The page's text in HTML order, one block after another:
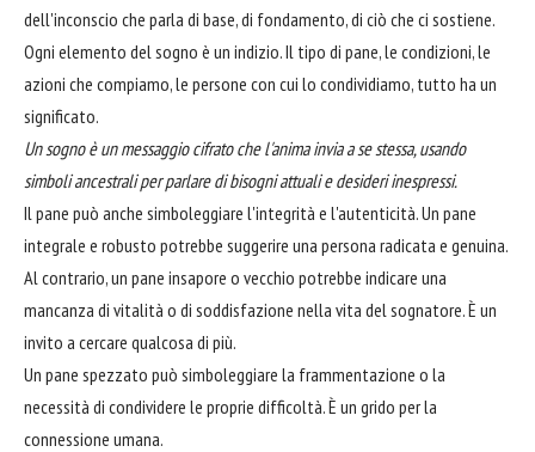
dell'inconscio che parla di base, di fondamento, di ciò che ci sostiene.
Ogni elemento del sogno è un indizio. Il tipo di pane, le condizioni, le
azioni che compiamo, le persone con cui lo condividiamo, tutto ha un
significato.
Un sogno è un messaggio cifrato che l'anima invia a se stessa, usando
simboli ancestrali per parlare di bisogni attuali e desideri inespressi.
Il pane può anche simboleggiare l'integrità e l'autenticità. Un pane
integrale e robusto potrebbe suggerire una persona radicata e genuina.
Al contrario, un pane insapore o vecchio potrebbe indicare una
mancanza di vitalità o di soddisfazione nella vita del sognatore. È un
invito a cercare qualcosa di più.
Un pane spezzato può simboleggiare la frammentazione o la
necessità di condividere le proprie difficoltà. È un grido per la
connessione umana.